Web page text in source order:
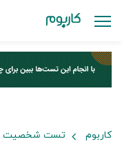
کاربوم تست شخصیت